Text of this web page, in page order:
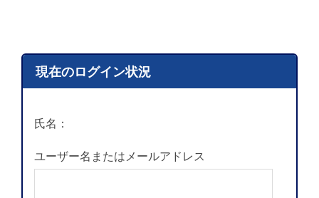
現在のログイン状況
氏名：
ユーザー名またはメールアドレス